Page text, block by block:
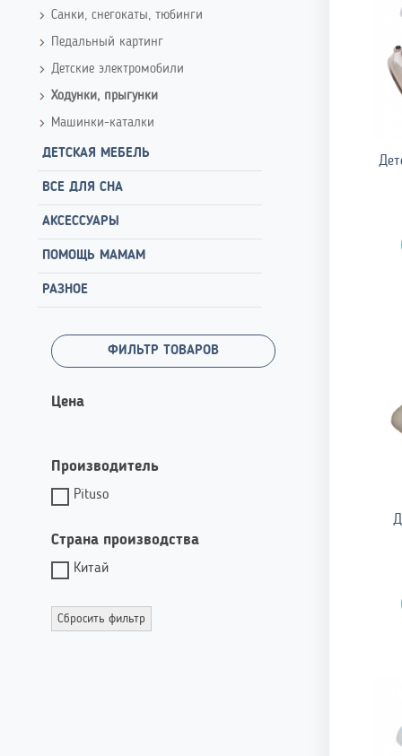
Санки, снегокаты, тюбинги
Педальный картинг
Детские электромобили
Ходунки, прыгунки
Машинки-каталки
ДЕТСКАЯ МЕБЕЛЬ
ВСЕ ДЛЯ СНА
АКСЕССУАРЫ
ПОМОЩЬ МАМАМ
РАЗНОЕ
ФИЛЬТР ТОВАРОВ
Цена
Производитель
Pituso
Страна производства
Китай
Сбросить фильтр